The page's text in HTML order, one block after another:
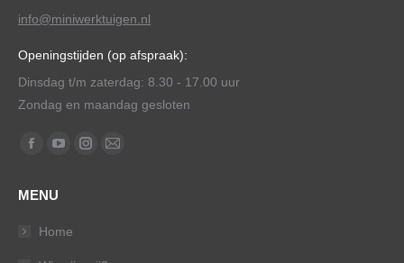
info@miniwerktuigen.nl
Openingstijden (op afspraak):
Dinsdag t/m zaterdag: 8.30 - 17.00 uur
Zondag en maandag gesloten
Vind ons op:
Facebook
opens
in
YouTube
opens
Instagram
Mail
MENU
Home